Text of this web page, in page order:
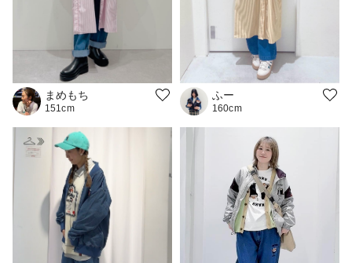
まめもち
151cm
ふー
160cm